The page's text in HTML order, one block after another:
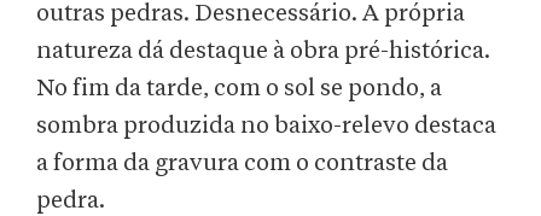
outras pedras. Desnecessário. A própria
natureza dá destaque à obra pré-histórica.
No fim da tarde, com o sol se pondo, a
sombra produzida no baixo-relevo destaca
a forma da gravura com o contraste da
pedra.